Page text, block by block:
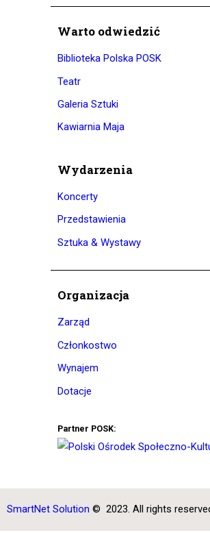
Warto odwiedzić
Biblioteka Polska POSK
Teatr
Galeria Sztuki
Kawiarnia Maja
Wydarzenia
Koncerty
Przedstawienia
Sztuka & Wystawy
Organizacja
Zarząd
Członkostwo
Wynajem
Dotacje
Partner POSK:
SmartNet Solution © 2023. All rights